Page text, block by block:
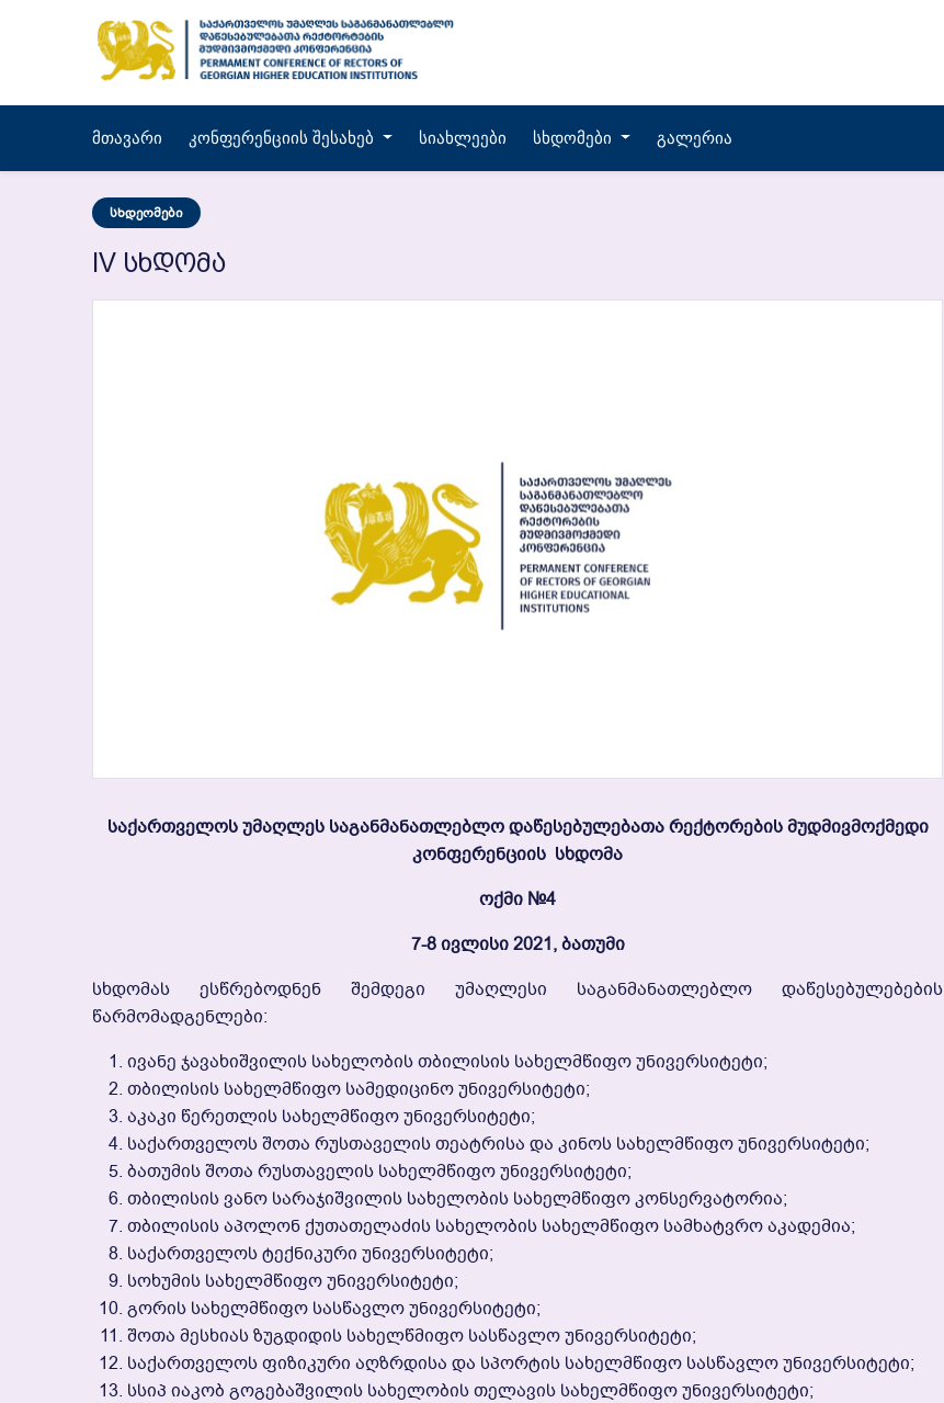
Მთავარი Კონფერენციის Შესახებ Სიახლეები Სხდომები Გალერია
Სხდეომები
IV Სხდომა
Საქართველოს Უმაღლეს Საგანმანათლებლო Დაწესებულებათა Რექტორების Მუდმივმოქმედი
Კონფერენციის Სხდომა
Ოქმი №4
7-8 Ივლისი 2021, Ბათუმი
Სხდომას Ესწრებოდნენ Შემდეგი Უმაღლესი Საგანმანათლებლო Დაწესებულებების
Წარმომადგენლები:
Ივანე Ჯავახიშვილის Სახელობის Თბილისის Სახელმწიფო Უნივერსიტეტი;
Თბილისის Სახელმწიფო Სამედიცინო Უნივერსიტეტი;
Აკაკი Წერეთლის Სახელმწიფო Უნივერსიტეტი;
Საქართველოს Შოთა Რუსთაველის Თეატრისა Და Კინოს Სახელმწიფო Უნივერსიტეტი;
Ბათუმის Შოთა Რუსთაველის Სახელმწიფო Უნივერსიტეტი;
Თბილისის Ვანო Სარაჯიშვილის Სახელობის Სახელმწიფო Კონსერვატორია;
Თბილისის Აპოლონ Ქუთათელაძის Სახელობის Სახელმწიფო Სამხატვრო Აკადემია;
Საქართველოს Ტექნიკური Უნივერსიტეტი;
Სოხუმის Სახელმწიფო Უნივერსიტეტი;
Გორის Სახელმწიფო Სასწავლო Უნივერსიტეტი;
Შოთა Მესხიას Ზუგდიდის Სახელწმიფო Სასწავლო Უნივერსიტეტი;
Საქართველოს Ფიზიკური Აღზრდისა Და Სპორტის Სახელმწიფო Სასწავლო Უნივერსიტეტი;
Სსიპ Იაკობ Გოგებაშვილის Სახელობის Თელავის Სახელმწიფო Უნივერსიტეტი;